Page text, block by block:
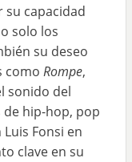
su capacidad
solo los
su deseo
como Rompe,
sonido del
hip-hop, pop
Fonsi en
clave en su